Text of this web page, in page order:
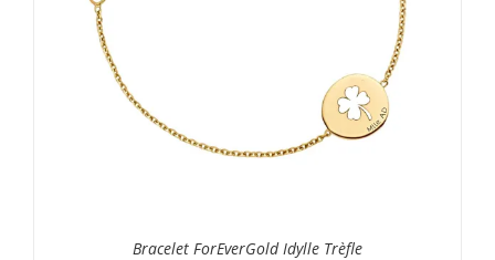
Bracelet ForEverGold Idylle Trèfle